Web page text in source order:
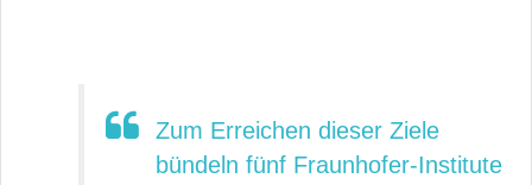
Zum Erreichen dieser Ziele
bündeln fünf Fraunhofer-Institute